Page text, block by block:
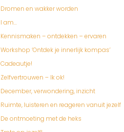
Dromen en wakker worden
I am…
Kennismaken – ontdekken – ervaren
Workshop ‘Ontdek je innerlijk kompas’
Cadeautje!
Zelfvertrouwen – Ik ok!
December, verwondering, inzicht
Ruimte, luisteren en reageren vanuit jezelf
De ontmoeting met de heks